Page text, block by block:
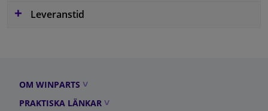
Leveranstid
OM WINPARTS
PRAKTISKA LÄNKAR